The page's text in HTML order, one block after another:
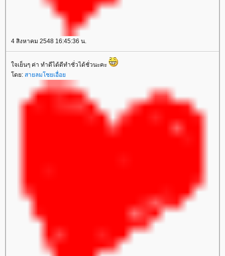
4 สิงหาคม 2548 16:45:36 น.
จเย็นๆ ค่า ทำดีได้ดีทำชั่วได้ชั่วนะคะ
ดย: สายลมโชยเอื่อ